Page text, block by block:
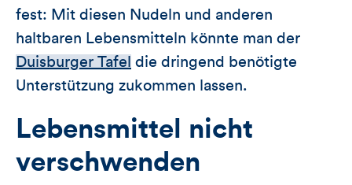
fest: Mit diesen Nudeln und anderen
haltbaren Lebensmitteln könnte man der
Duisburger Tafel die dringend benötigte
Unterstützung zukommen lassen.
Lebensmittel nicht
verschwenden